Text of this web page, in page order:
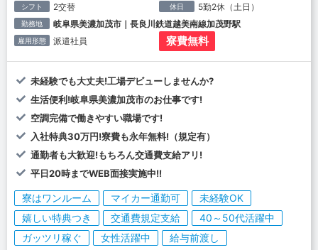
シフト 2交替 休日 5勤2休（土日）
勤務地 岐阜県美濃加茂市｜長良川鉄道越美南線加茂野駅
雇用形態 派遣社員 寮費無料
未経験でも大丈夫!工場デビューしませんか?
生活便利!岐阜県美濃加茂市のお仕事です!
空調完備で働きやすい職場です!
入社特典30万円!寮費も永年無料!（規定有）
通勤者も大歓迎!もちろん交通費支給アリ!
平日20時までWEB面接実施中!!
寮はワンルーム マイカー通勤可
未経験OK
嬉しい特典つき
交通費規定支給
40～50代活躍中
ガッツリ稼ぐ
女性活躍中
給与前渡し